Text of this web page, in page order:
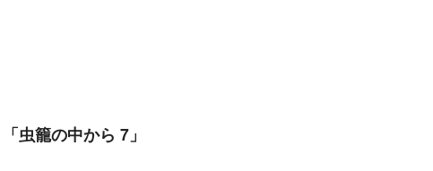
虫籠の中から 7」